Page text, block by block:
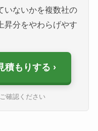
いないかを複数社の
昇分をやわらげやす
積もりする
確認ください